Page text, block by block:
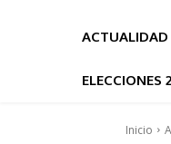
ACTUALIDAD
ELECCIONES
Inicio